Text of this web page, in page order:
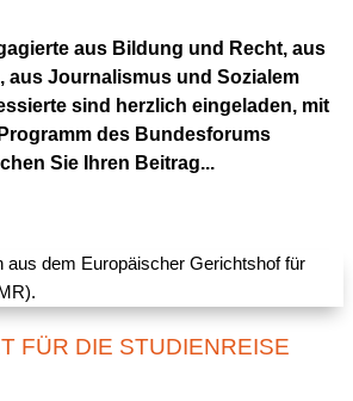
aus Bildung und Recht, aus
aus Journalismus und Sozialem
sind herzlich eingeladen, mit
des Bundesforums
Sie Ihren Beitrag...
FÜR DIE STUDIENREISE